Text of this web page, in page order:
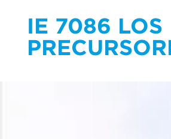
IE 7086 LOS